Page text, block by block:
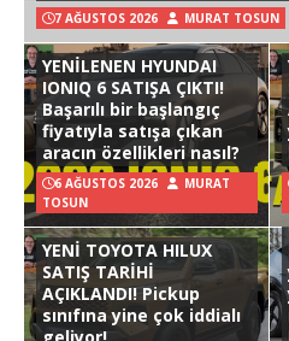
7 AĞUSTOS 2026 MURAT TOSUN
YENİLENEN HYUNDAI
IONIQ 6 SATIŞA ÇIKTI!
Başarılı bir başlangıç
fiyatıyla satışa çıkan
aracın özellikleri nasıl?
6 AĞUSTOS 2026
MURAT
TOSUN
YENİ TOYOTA HILUX
SATIŞ TARİHİ
AÇIKLANDI! Pickup
sınıfına yine çok iddialı